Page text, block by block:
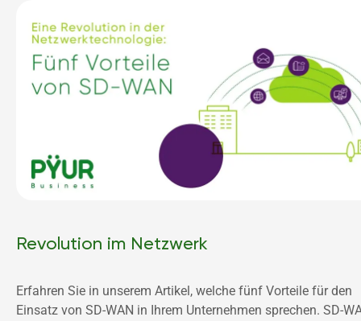
Revolution im Netzwerk
Erfahren Sie in unserem Artikel, welche fünf Vorteile für den
Einsatz von SD-WAN in Ihrem Unternehmen sprechen. SD-